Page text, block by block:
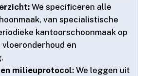
We specificeren alle
van specialistische
kantoorschoonmaak op
en
milieuprotocol: We leggen uit